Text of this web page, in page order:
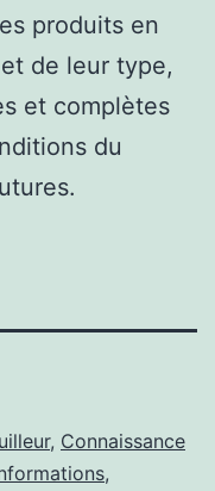
produits en
de leur type,
et complètes
du
, Connaissance
,